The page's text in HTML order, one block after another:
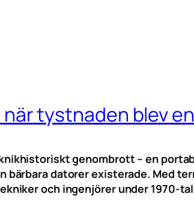
tystnaden blev
genombrott – en
bärbara datorer existerade. Med
och ingenjörer under 1970-